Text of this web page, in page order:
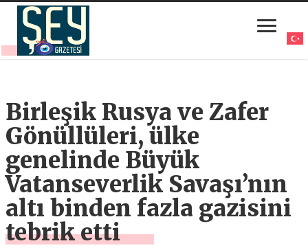
Birleşik Rusya ve Zafer
Gönüllüleri, ülke
genelinde Büyük
Vatanseverlik Savaşı’nın
altı binden fazla gazisini
tebrik etti